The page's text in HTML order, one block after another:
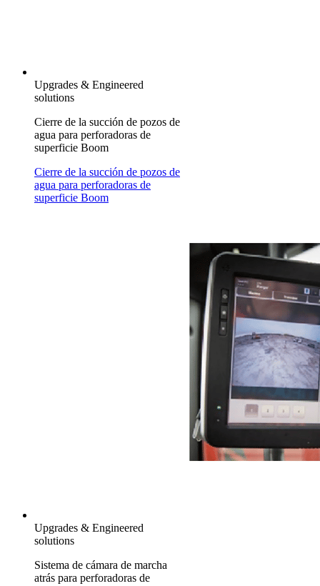
Upgrades & Engineered
solutions
Cierre de la succión de pozos de
agua para perforadoras de
superficie Boom
Cierre de la succión de pozos de
agua para perforadoras de
superficie Boom
Upgrades & Engineered
solutions
Sistema de cámara de marcha
atrás para perforadoras de